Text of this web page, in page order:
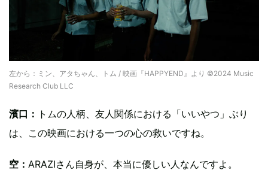
左から：ミン、アタちゃん、トム / 映画『HAPPYEND』より ©2024 Music
Research Club LLC
濱口： トムの人柄、友人関係における「いいやつ」ぶり
は、この映画における一つの心の救いですね。
空： ARAZIさん自身が、本当に優しい人なんですよ。